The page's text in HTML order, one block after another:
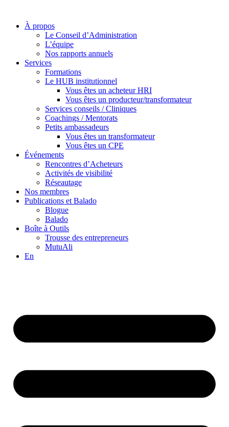
À propos
Le Conseil d’Administration
L’équipe
Nos rapports annuels
Services
Formations
Le HUB institutionnel
Vous êtes un acheteur HRI
Vous êtes un producteur/transformateur
Services conseils / Cliniques
Coachings / Mentorats
Petits ambassadeurs
Vous êtes un transformateur
Vous êtes un CPE
Événements
Rencontres d’Acheteurs
Activités de visibilité
Réseautage
Nos membres
Publications et Balado
Blogue
Balado
Boîte à Outils
Trousse des entrepreneurs
MutuAli
En